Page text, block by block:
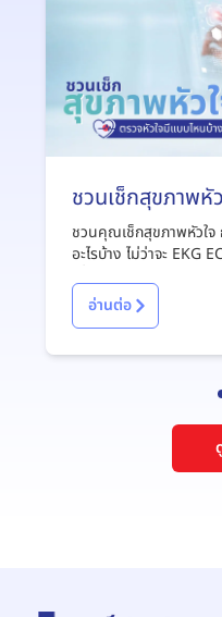
ชวนเช็กสุขภาพหั
ไหนบ้าง ?
ชวนคุณเช็กสุขภาพหัวใจ
อะไรบ้าง ไม่ว่าจะ EKG
อ่านต่อ